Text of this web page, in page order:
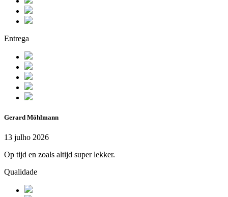
Entrega
Gerard Mōhlmann
13 julho 2026
Op tijd en zoals altijd super lekker.
Qualidade